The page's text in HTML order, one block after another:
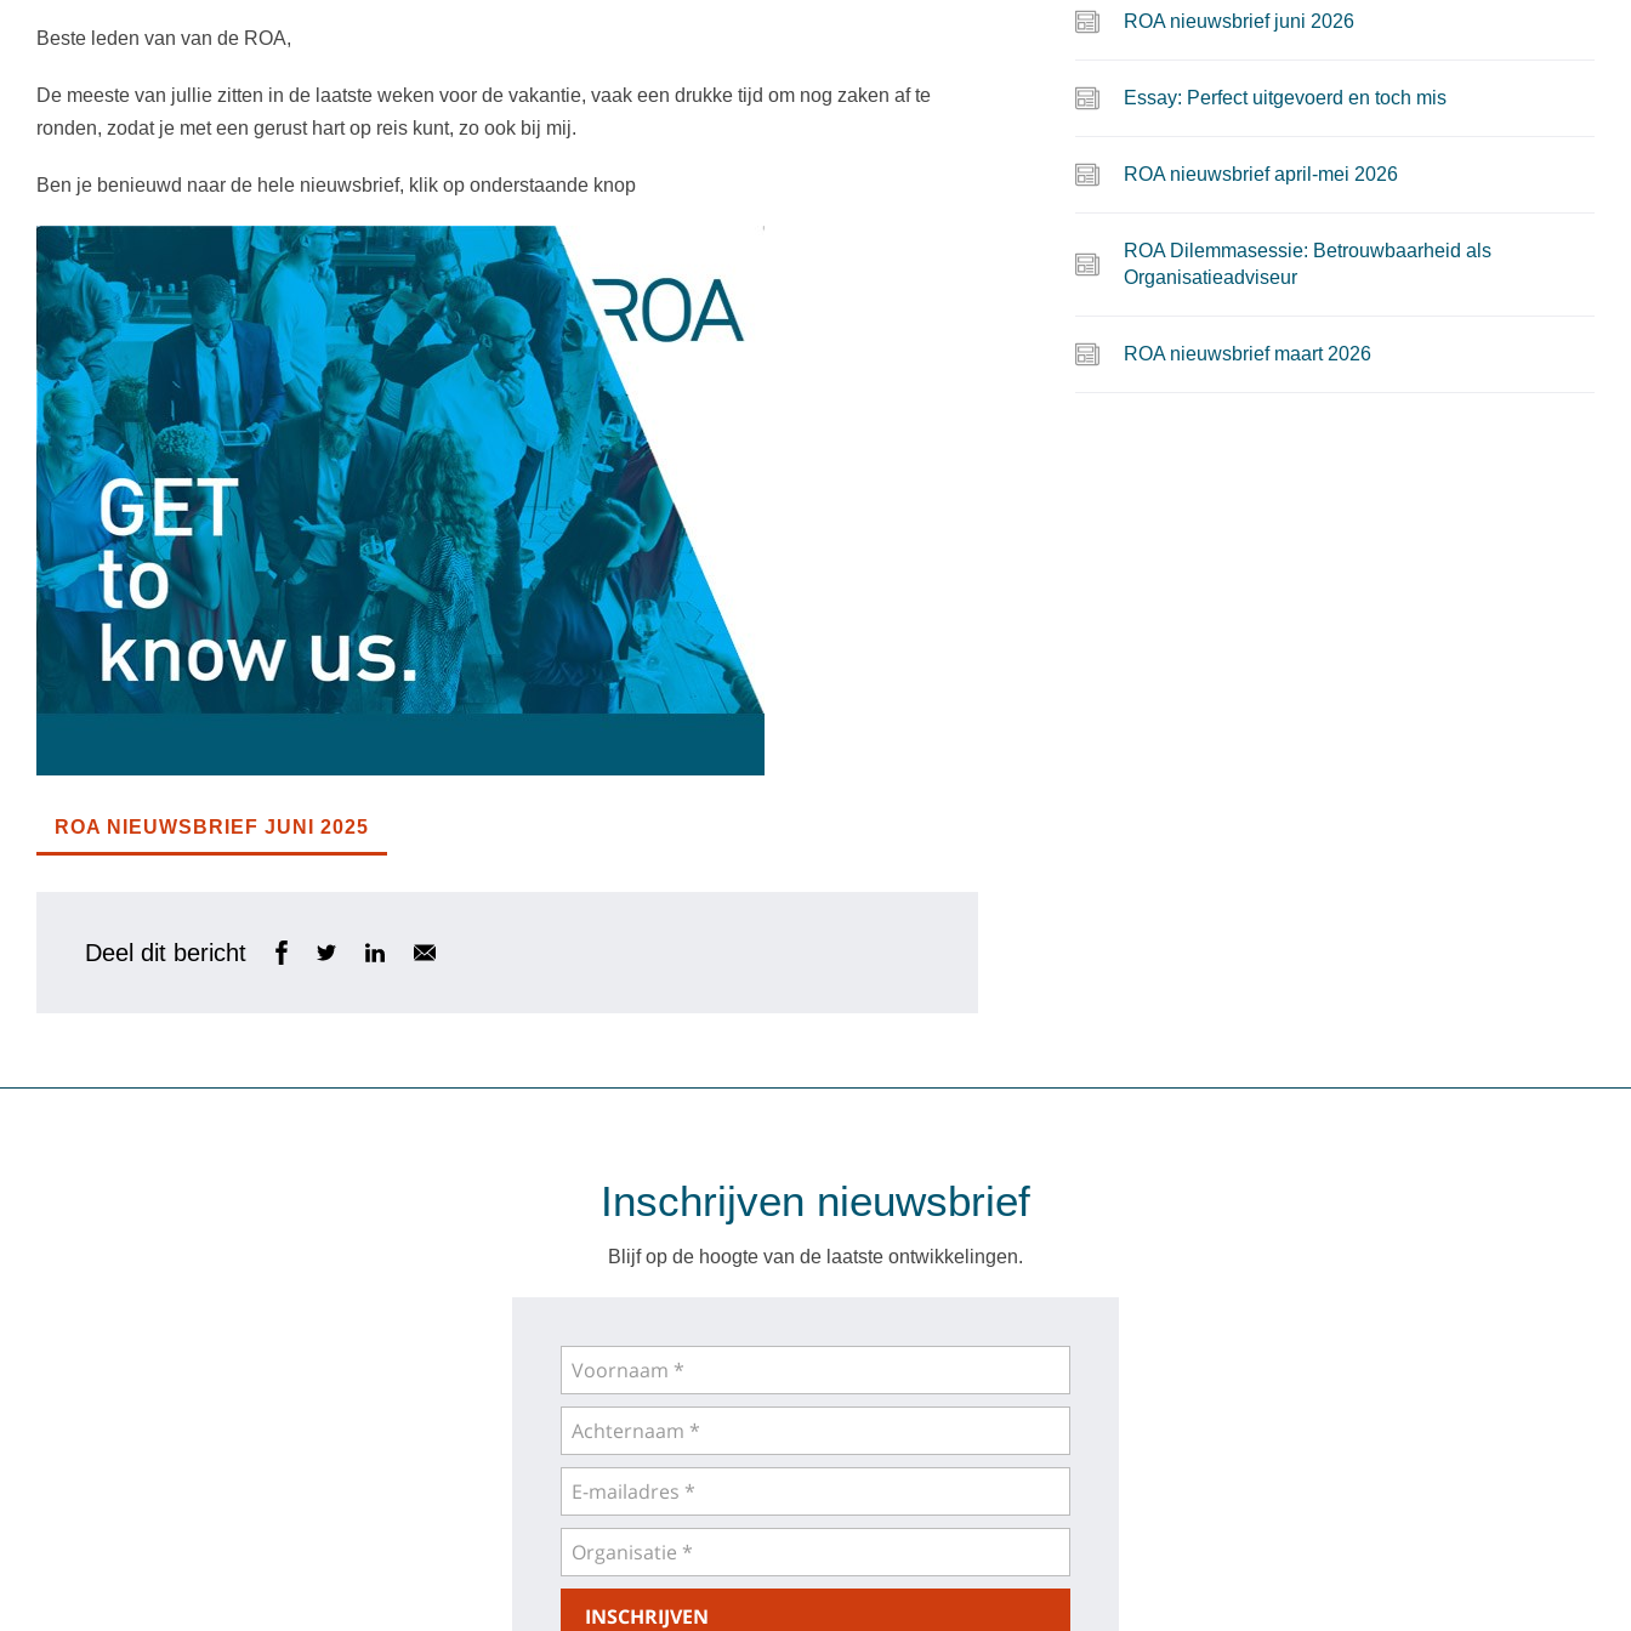
Beste leden van van de ROA,
De meeste van jullie zitten in de laatste weken voor de vakantie, vaak een drukke tijd om nog zaken af te
ronden, zodat je met een gerust hart op reis kunt, zo ook bij mij.
Ben je benieuwd naar de hele nieuwsbrief, klik op onderstaande knop
ROA NIEUWSBRIEF JUNI 2025
Deel dit bericht
ROA nieuwsbrief juni 2026
Essay: Perfect uitgevoerd en toch mis
ROA nieuwsbrief april-mei 2026
ROA Dilemmasessie: Betrouwbaarheid als
Organisatieadviseur
ROA nieuwsbrief maart 2026
Inschrijven nieuwsbrief
Blijf op de hoogte van de laatste ontwikkelingen.